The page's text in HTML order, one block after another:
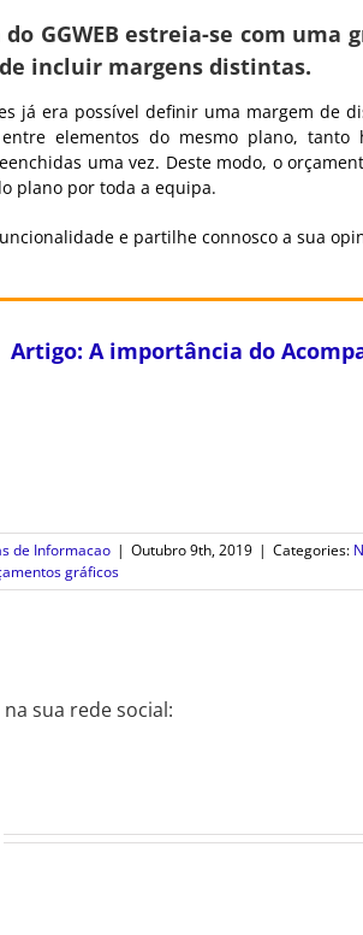
do GGWEB estreia-se com
incluir margens distintas.
já era possível definir uma margem de
elementos do mesmo plano,
uma vez. Deste modo, o
plano por toda a equipa.
e partilhe connosco a sua
Artigo: A importância do
de Informacao | Outubro 9th, 2019 | Categories:
gráficos
sua rede social: